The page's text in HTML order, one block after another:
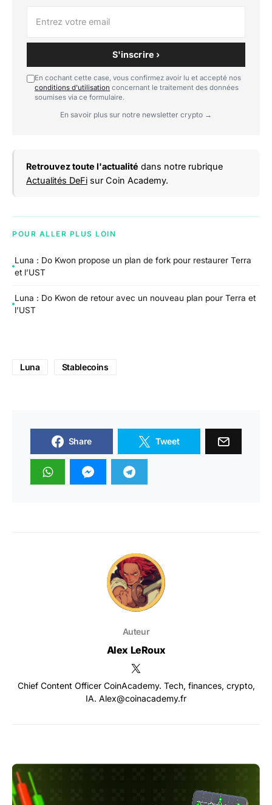
S'inscrire ›
En cochant cette case, vous confirmez avoir lu et accepté nos
conditions d'utilisation concernant le traitement des données
soumises via ce formulaire.
En savoir plus sur notre newsletter crypto →
Retrouvez toute l'actualité dans notre rubrique
Actualités DeFi sur Coin Academy.
POUR ALLER PLUS LOIN
Luna : Do Kwon propose un plan de fork pour restaurer Terra
et l’UST
Luna : Do Kwon de retour avec un nouveau plan pour Terra et
l’UST
Luna Stablecoins
Share Tweet
Auteur
Alex LeRoux
Chief Content Officer CoinAcademy. Tech, finances, crypto,
IA. Alex@coinacademy.fr